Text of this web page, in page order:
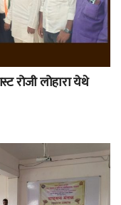
रोजी लोहारा येथे